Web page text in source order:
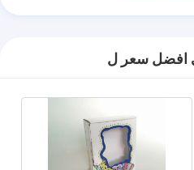
افضل سعر ل